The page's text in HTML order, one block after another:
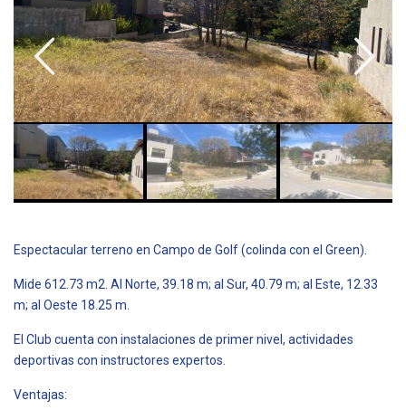
Espectacular terreno en Campo de Golf (colinda con el Green).
Mide 612.73 m2. Al Norte, 39.18 m; al Sur, 40.79 m; al Este, 12.33
m; al Oeste 18.25 m.
El Club cuenta con instalaciones de primer nivel, actividades
deportivas con instructores expertos.
Ventajas: